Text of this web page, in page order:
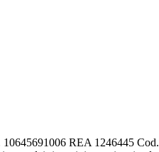
REA 1246445 Cod.